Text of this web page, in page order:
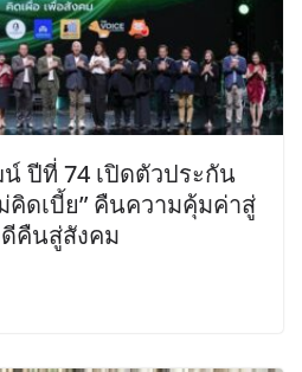
ปีที่ 74 เปิดตัวประกัน
คิดเบี้ย” คืนความคุ้มค่าสู่
คืนสู่สังคม